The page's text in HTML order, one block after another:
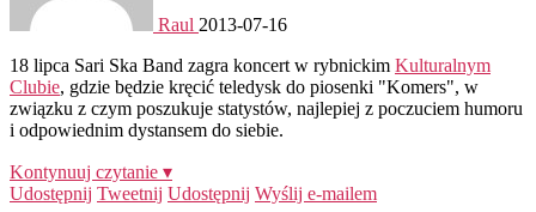
Raul 2013-07-16
18 lipca Sari Ska Band zagra koncert w rybnickim Kulturalnym
Clubie, gdzie będzie kręcić teledysk do piosenki "Komers", w
związku z czym poszukuje statystów, najlepiej z poczuciem humoru
i odpowiednim dystansem do siebie.
Kontynuuj czytanie ▾
Udostępnij Tweetnij Udostępnij Wyślij e-mailem